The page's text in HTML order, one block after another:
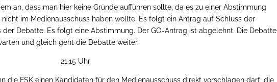
an, dass man hier keine Gründe aufführen sollte, da es zu einer Abstimmung
im Medienausschuss haben wollte. Es folgt ein Antrag auf Schluss der
der Debatte. Es folgt eine Abstimmung. Der GO-Antrag ist abgelehnt. Die Debatte
und gleich geht die Debatte weiter.
21:15 Uhr
die FSK einen Kandidaten für den Medienausschuss direkt vorschlagen darf, die